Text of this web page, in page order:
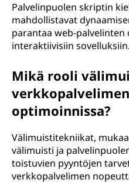
Palvelinpuolen skriptin
mahdollistavat
parantaa web-palvelinten
interaktiivisiin sovelluksiin.
Mikä rooli
optimoinnissa?
Välimuistitekniikat,
välimuisti ja
toistuvien pyyntöjen
verkkopalvelimen